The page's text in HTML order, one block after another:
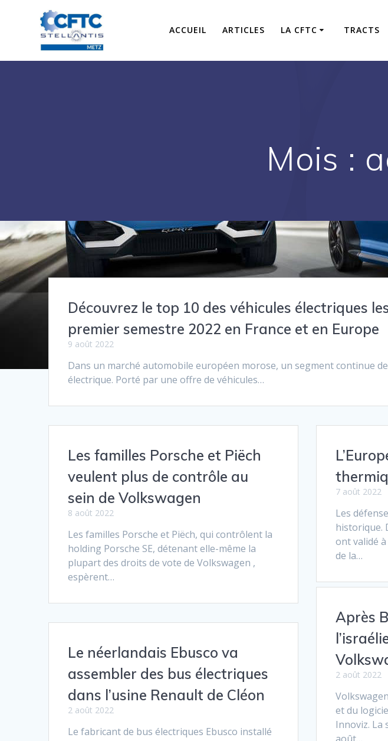
ACCUEIL ARTICLES LA CFTC TRACTS
Mois :
Découvrez le top 10 des véhicules électriques
premier semestre 2022 en France et en Europe
9 août 2022
Dans un marché automobile européen morose, un segment continue
électrique. Porté par une offre de véhicules…
Les familles Porsche et Piëch
veulent plus de contrôle au
sein de Volkswagen
8 août 2022
Les familles Porsche et Piëch, qui contrôlent la
holding Porsche SE, détenant elle-même la
plupart des droits de vote de Volkswagen ,
espèrent…
7 août 2022
Les
historique.
ont validé
de la…
Après
2 août 2022
et du
Innoviz. La
Le néerlandais Ebusco va
assembler des bus électriques
dans l’usine Renault de Cléon
2 août 2022
Le fabricant de bus électriques Ebusco installé